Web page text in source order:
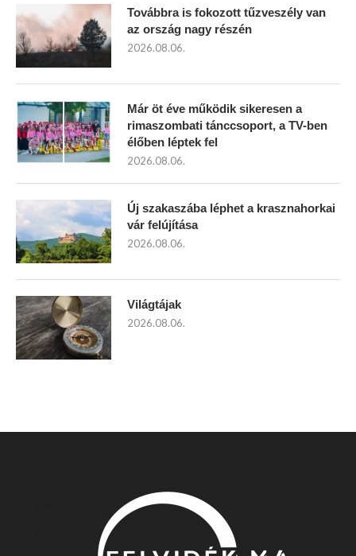
Továbbra is fokozott tűzveszély van
az ország nagy részén
2026.08.06.
Már öt éve működik sikeresen a
rimaszombati tánccsoport, a TV-ben
élőben léptek fel
2026.08.06.
Új szakaszába léphet a krasznahorkai
vár felújítása
2026.08.06.
Világtájak
2026.08.06.